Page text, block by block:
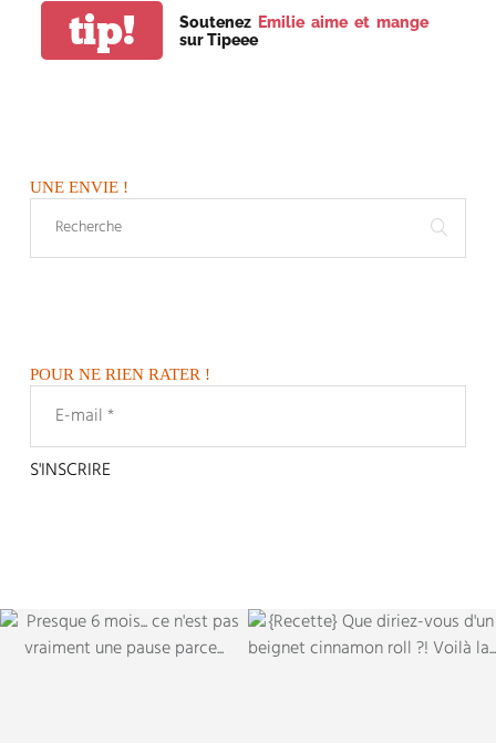
tip! Soutenez Emilie aime et mange
sur Tipeee
UNE ENVIE !
POUR NE RIEN RATER !